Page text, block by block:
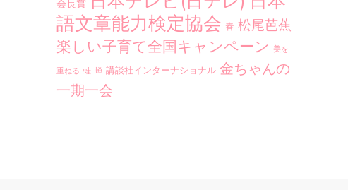
会長賞
語文章能力検定協会 春 松尾芭蕉
楽しい子育て全国キャンペーン 美を
重ねる 蛙 蝉 講談社インターナショナル 金ちゃんの
一期一会